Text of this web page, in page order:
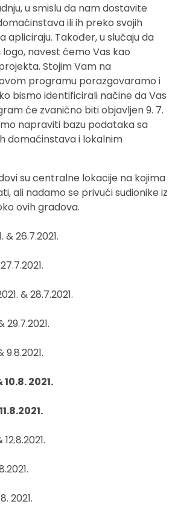
u smislu da nam dostavite
ili ih preko svojih
apliciraju. Također, u slučaju da
navest ćemo Vas kao
Stojim Vam na
programu porazgovaramo i
bismo identificirali načine da Vas
će zvanično biti objavljen 9. 7.
napraviti bazu podataka sa
domaćinstava i lokalnim
su centralne lokacije na kojima
ali nadamo se privući sudionike iz
ovih gradova.
& 26.7.2021.
& 28.7.2021.
29.7.2021.
9.8.2021.
2021.
2021.